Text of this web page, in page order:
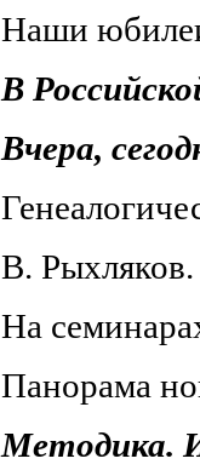
Наши
В
Вчера,
В.
На
Панорама
Методика.